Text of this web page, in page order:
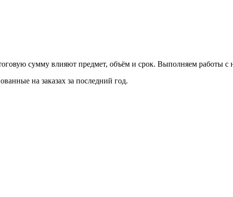
сумму влияют предмет, объём и срок. Выполняем работы
на заказах за последний год.